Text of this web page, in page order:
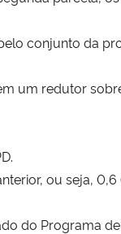
conjunto da
um redutor
ou seja, 0,6
do Programa